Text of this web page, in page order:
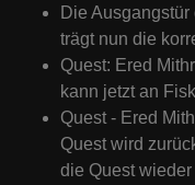
Die
trägt nun die
Quest: Ered
kann jetzt an
Quest - Ered
Quest wird
die Quest